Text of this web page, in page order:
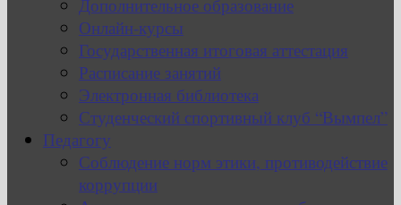
Дополнительное образование
Онлайн-курсы
Государственная итоговая аттестация
Расписание занятий
Электронная библиотека
Студенческий спортивный клуб “Вымпел”
Педагогу
Соблюдение норм этики, противодействие
коррупции